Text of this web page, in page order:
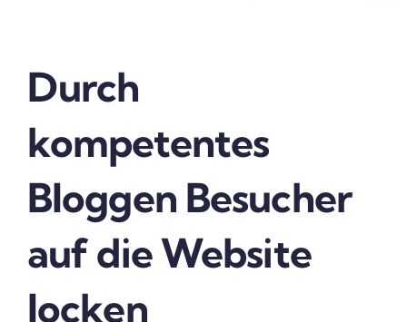
Durch
kompetentes
Bloggen Besucher
auf die Website
locken